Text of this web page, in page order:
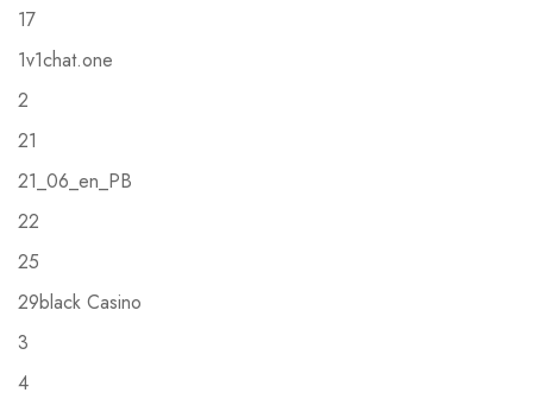
17
1v1chat.one
2
21
21_06_en_PB
22
25
29black Casino
3
4